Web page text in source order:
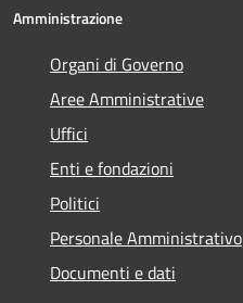
Amministrazione
Organi di Governo
Aree Amministrative
Uffici
Enti e fondazioni
Politici
Personale Amministrativo
Documenti e dati